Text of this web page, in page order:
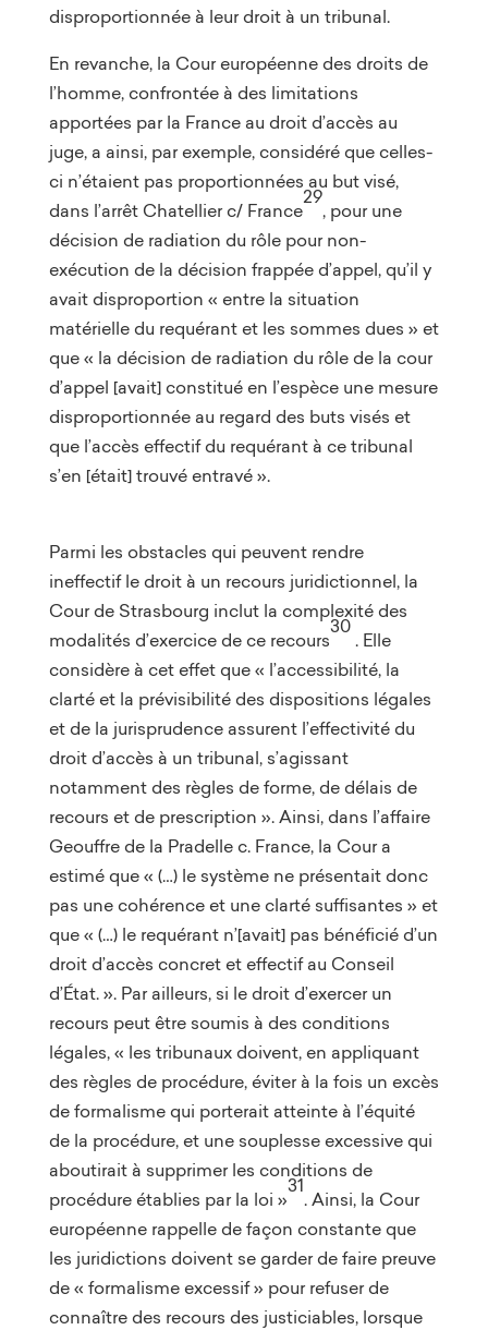
disproportionnée à leur droit à un tribunal.
En revanche, la Cour européenne des droits de
l’homme, confrontée à des limitations
apportées par la France au droit d’accès au
juge, a ainsi, par exemple, considéré que celles-
ci n’étaient pas proportionnées au but visé,
dans l’arrêt Chatellier c/ France
29
, pour une
décision de radiation du rôle pour non-
exécution de la décision frappée d’appel, qu’il y
avait disproportion « entre la situation
matérielle du requérant et les sommes dues » et
que « la décision de radiation du rôle de la cour
d’appel [avait] constitué en l’espèce une mesure
disproportionnée au regard des buts visés et
que l’accès effectif du requérant à ce tribunal
s’en [était] trouvé entravé ».
Parmi les obstacles qui peuvent rendre
ineffectif le droit à un recours juridictionnel, la
Cour de Strasbourg inclut la complexité des
modalités d’exercice de ce recours
30
. Elle
considère à cet effet que « l’accessibilité, la
clarté et la prévisibilité des dispositions légales
et de la jurisprudence assurent l’effectivité du
droit d’accès à un tribunal, s’agissant
notamment des règles de forme, de délais de
recours et de prescription ». Ainsi, dans l’affaire
Geouffre de la Pradelle c. France, la Cour a
estimé que « (…) le système ne présentait donc
pas une cohérence et une clarté suffisantes » et
que « (…) le requérant n’[avait] pas bénéficié d’un
droit d’accès concret et effectif au Conseil
d’État. ». Par ailleurs, si le droit d’exercer un
recours peut être soumis à des conditions
légales, « les tribunaux doivent, en appliquant
des règles de procédure, éviter à la fois un excès
de formalisme qui porterait atteinte à l’équité
de la procédure, et une souplesse excessive qui
aboutirait à supprimer les conditions de
procédure établies par la loi »
31
. Ainsi, la Cour
européenne rappelle de façon constante que
les juridictions doivent se garder de faire preuve
de « formalisme excessif » pour refuser de
connaître des recours des justiciables, lorsque